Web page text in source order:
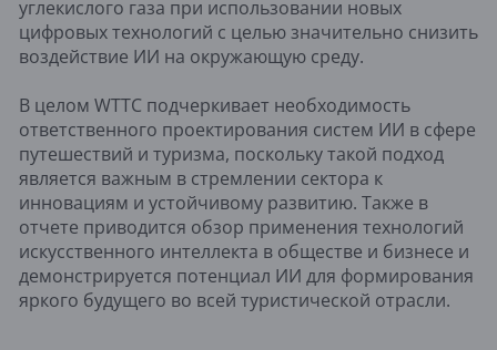
углекислого газа при использовании новых
цифровых технологий с целью значительно снизить
воздействие ИИ на окружающую среду.
В целом WTTC подчеркивает необходимость
ответственного проектирования систем ИИ в сфере
путешествий и туризма, поскольку такой подход
является важным в стремлении сектора к
инновациям и устойчивому развитию. Также в
отчете приводится обзор применения технологий
искусственного интеллекта в обществе и бизнесе и
демонстрируется потенциал ИИ для формирования
яркого будущего во всей туристической отрасли.